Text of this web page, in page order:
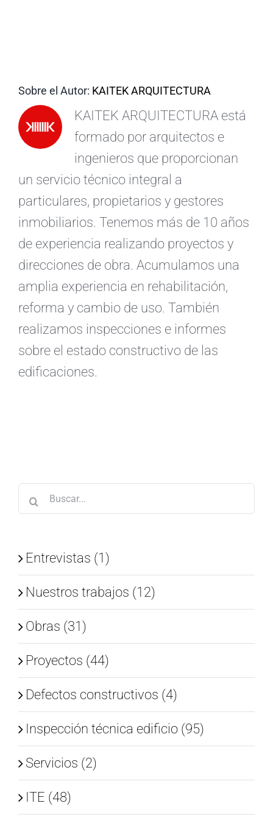
Sobre el Autor: KAITEK ARQUITECTURA
KAITEK ARQUITECTURA está
formado por arquitectos e
ingenieros que proporcionan
un servicio técnico integral a
particulares, propietarios y gestores
inmobiliarios. Tenemos más de 10 años
de experiencia realizando proyectos y
direcciones de obra. Acumulamos una
amplia experiencia en rehabilitación,
reforma y cambio de uso. También
realizamos inspecciones e informes
sobre el estado constructivo de las
edificaciones.
Buscar:
Entrevistas (1)
Nuestros trabajos (12)
Obras (31)
Proyectos (44)
Defectos constructivos (4)
Inspección técnica edificio (95)
Servicios (2)
ITE (48)